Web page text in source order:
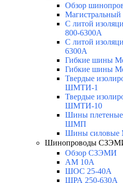
Обзор
Магистральный
С литой
800-6300A
С литой
6300A
Гибкие шины
Гибкие шины
Твердые
ШМТИ-1
Твердые
ШМТИ-10
Шины плетеные
ШМП
Шины силовые
Шинопроводы
Обзор СЗЭМИ
АМ 10А
ШОС 25-40А
ШРА 250-630А